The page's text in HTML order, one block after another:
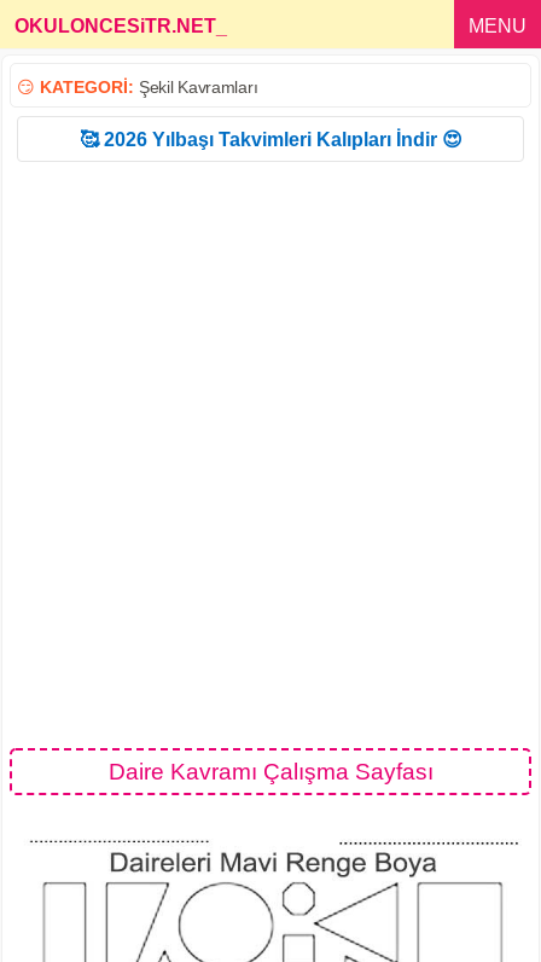
OKULONCESiTR.NET MENU
😏 KATEGORİ: Şekil Kavramları
🥰 2026 Yılbaşı Takvimleri Kalıpları İndir 😍
Daire Kavramı Çalışma Sayfası